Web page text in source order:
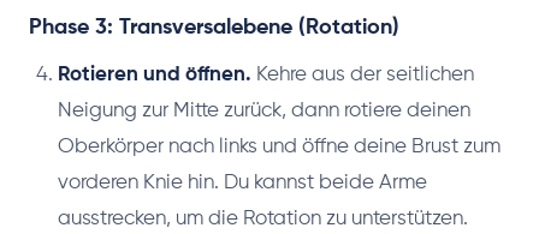
Phase 3: Transversalebene (Rotation)
Rotieren und öffnen. Kehre aus der seitlichen
Neigung zur Mitte zurück, dann rotiere deinen
Oberkörper nach links und öffne deine Brust zum
vorderen Knie hin. Du kannst beide Arme
ausstrecken, um die Rotation zu unterstützen.